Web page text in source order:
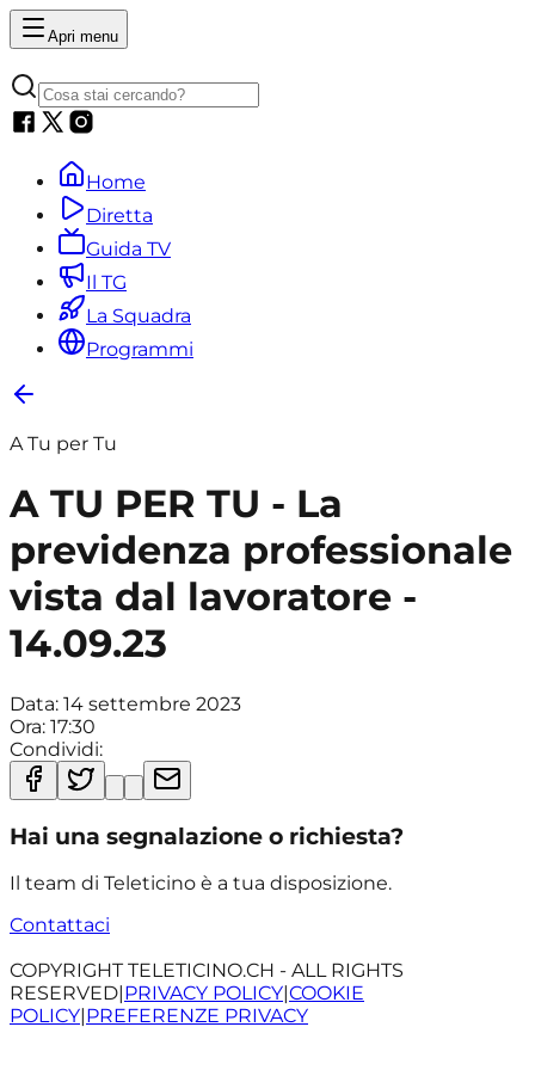
Apri menu
Home
Diretta
Guida TV
Il TG
La Squadra
Programmi
A Tu per Tu
A TU PER TU - La
previdenza professionale
vista dal lavoratore -
14.09.23
Data: 14 settembre 2023
Ora: 17:30
Condividi:
Hai una segnalazione o richiesta?
Il team di Teleticino è a tua disposizione.
Contattaci
COPYRIGHT TELETICINO.CH - ALL RIGHTS
RESERVED|PRIVACY POLICY|COOKIE
POLICY|PREFERENZE PRIVACY